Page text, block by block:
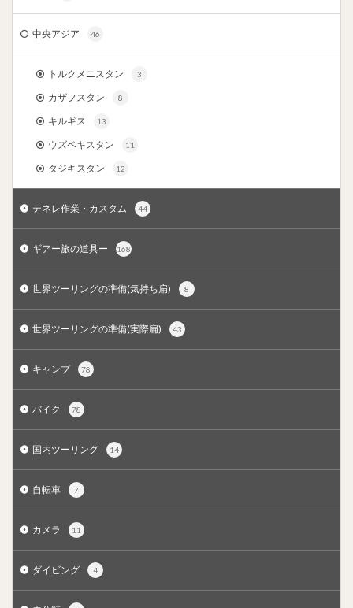
中央アジア 46
トルクメニスタン 3
カザフスタン 8
キルギス 13
ウズベキスタン 11
タジキスタン 12
テネレ作業・カスタム 44
ギアー旅の道具ー 168
世界ツーリングの準備(気持ち扁) 8
世界ツーリングの準備(実際扁) 43
キャンプ 78
バイク 78
国内ツーリング 14
自転車 7
カメラ 11
ダイビング 4